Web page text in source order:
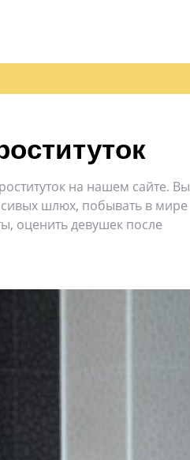
на нашем сайте. Вы
шлюх, побывать в мире
оценить девушек после